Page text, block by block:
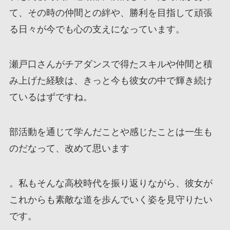
て、その時の仲間との絆や、勝利を目指して頑張
る日々が今でも心の支えになっています。
瀬戸口さんがチアダンスで得たスキルや仲間と積
み上げた経験は、きっと今も彼女の中で輝き続け
ているはずですね。
部活動を通じて学んだことや感じたことは一生も
のだなって、改めて思います
。私もそんな高校時代を振り返りながら、彼女が
これからも素敵な道を歩んでいく姿を見守りたい
です。